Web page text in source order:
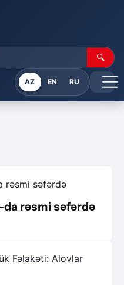
🔍
AZ EN RU
rəsmi səfərdə